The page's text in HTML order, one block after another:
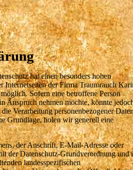
hat einen besonders hohen
der Firma Traumrauch
Sofern eine betroffene Person
Anspruch nehmen möchte, könnte
Verarbeitung personenbezogener
Grundlage, holen wir generell eine
der Anschrift, E-Mail-Adresse oder
der Datenschutz-Grundverordnung und
landesspezifischen